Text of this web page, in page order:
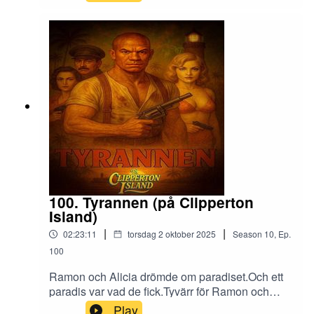
ett franskt brottsfall som delade folket. En
blandning av reseguide och utsvävningar
(varning för tveksam ljudkvalité).🎙️18 oktober
2025🍺• Ayinger Lager Hell• Franziskaner
Kellerbier• König Ludwig Dunkel• Maxlrainer
Helles🎶• Drottningholms Barockensemble -
Allegro, Drottningholmsmusiken. Utgiven av
Musica Sveciae• Vernon Dalheart - The
Alcoholic Blues• Carl Orff - Olim lacus colueram
100. Tyrannen (på Clipperton
Island)
02:23:11 | torsdag 2 oktober 2025 | Season 10, Ep.
100
Ramon och Alicia drömde om paradiset.Och ett
paradis var vad de fick.Tyvärr för Ramon och
Alicia hade de hamnat i någon annans bild av
Play